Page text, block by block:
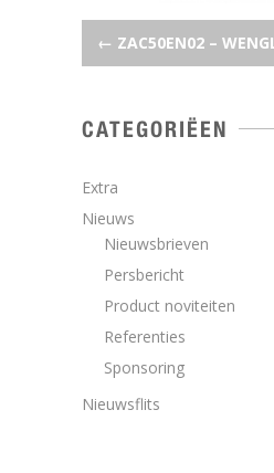
POST
← ZAC50EN02 –
CATEGORIËEN
Extra
Nieuws
Nieuwsbrieven
Persbericht
Product noviteiten
Referenties
Sponsoring
Nieuwsflits